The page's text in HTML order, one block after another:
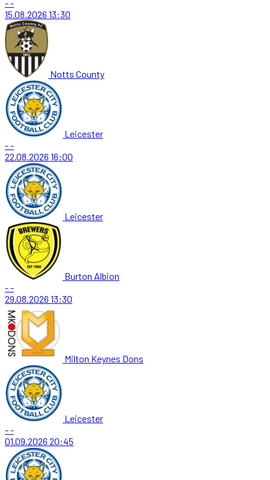
--
15.08.2026 13:30
Notts County
Leicester
--
22.08.2026 16:00
Leicester
Burton Albion
--
29.08.2026 13:30
Milton Keynes Dons
Leicester
--
01.09.2026 20:45